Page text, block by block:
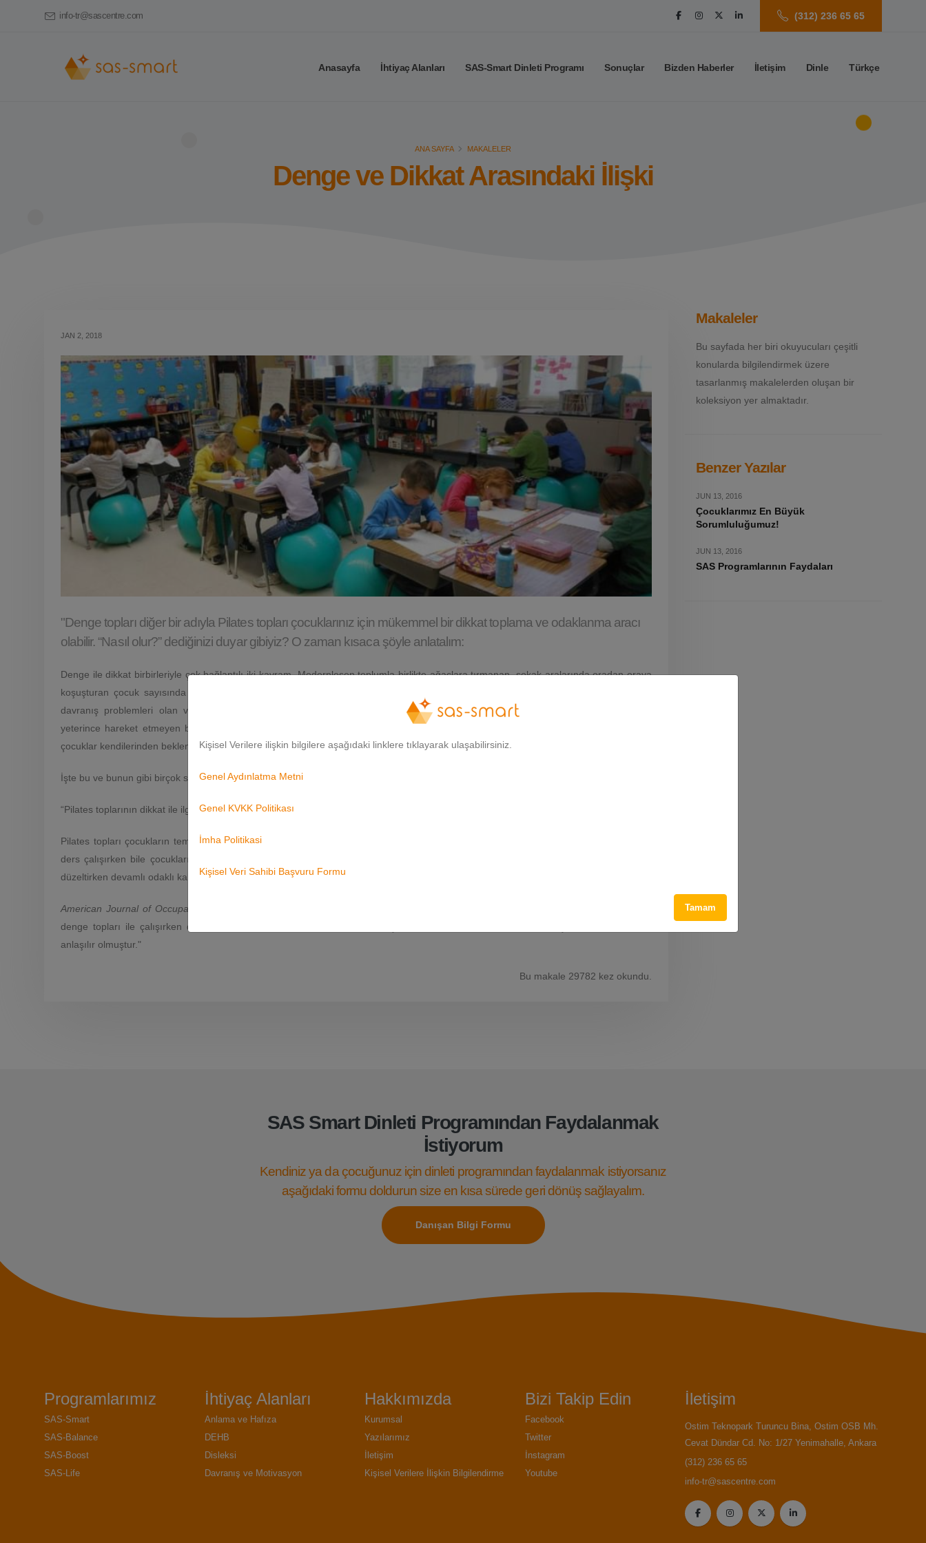
info-tr@sascentre.com (312) 236 65 65
Anasayfa İhtiyaç Alanları SAS-Smart Dinleti Programı Sonuçlar Bizden Haberler İletişim Dinle Türkçe
ANA SAYFA MAKALELER
Denge ve Dikkat Arasındaki İlişki
JAN 2, 2018
"Denge topları diğer bir adıyla Pilates topları çocuklarınız için mükemmel bir dikkat toplama ve odaklanma aracı
olabilir. “Nasıl olur?” dediğinizi duyar gibiyiz? O zaman kısaca şöyle anlatalım:
Denge ile dikkat birbirleriyle çok bağlantılı iki kavram. Modernleşen toplumla birlikte ağaçlara tırmanan, sokak aralarında oradan oraya
koşuşturan çocuk sayısında hızlı bir düşüş oldu. Peki bu çocuklar hareket ihtiyaçlarını nasıl karşılayacaklar? Yerinde duramayan,
davranış problemleri olan veya “hiperaktif” zannedilen/tanısı alan çocuklardaki paralel artış da bunların göstergesi olabilir. Peki
yeterince hareket etmeyen bu çocuklar az gelişmiş denge sistemleri ile nasıl baş edecekler? Duyusal sistemi yeterince gelişmeyen
çocuklar kendilerinden beklenen yönergelere ve taleplere nasıl yanıt verebilecekler?
İşte bu ve bunun gibi birçok sorunun yanıtı aslında çok basit:
“Pilates toplarının dikkat ile ilgisi nedir?”
Pilates topları çocukların temel kas gelişimi hakkında farkındalık yaratması ve bu alanı geliştirmesi için çok yardımcı bir unsur. Hatta
ders çalışırken bile çocukların pilates topu üzerinde çalışmasını sağlayabilirsiniz. Ayrıca top üzerinde oturan çocuk, kendi duruşunu
düzeltirken devamlı odaklı kalarak dikkatini yaptığı işe daha kolay verecektir.
American Journal of Occupational Therapy
denge topları ile çalışırken daha uzun süreli oturma eyleminde bulunmuşlar, odaklanmaları daha uzun sürmüş ve yazımları daha
anlaşılır olmuştur."
Bu makale 29782 kez okundu.
Makaleler
Bu sayfada her biri okuyucuları çeşitli
konularda bilgilendirmek üzere
tasarlanmış makalelerden oluşan bir
koleksiyon yer almaktadır.
Benzer Yazılar
JUN 13, 2016
Çocuklarımız En Büyük
Sorumluluğumuz!
JUN 13, 2016
SAS Programlarının Faydaları
SAS Smart Dinleti Programından Faydalanmak
İstiyorum
Kendiniz ya da çocuğunuz için dinleti programından faydalanmak istiyorsanız
aşağıdaki formu doldurun size en kısa sürede geri dönüş sağlayalım.
Danışan Bilgi Formu
Programlarımız
SAS-Smart
SAS-Balance
SAS-Boost
SAS-Life
İhtiyaç Alanları
Anlama ve Hafıza
DEHB
Disleksi
Davranış ve Motivasyon
Hakkımızda
Kurumsal
Yazılarımız
İletişim
Kişisel Verilere İlişkin Bilgilendirme
Bizi Takip Edin
Facebook
Twitter
İnstagram
Youtube
İletişim
Ostim Teknopark Turuncu Bina, Ostim OSB Mh.
Cevat Dündar Cd. No: 1/27 Yenimahalle, Ankara
(312) 236 65 65
info-tr@sascentre.com
Kişisel Verilere ilişkin bilgilere aşağıdaki linklere tıklayarak ulaşabilirsiniz.
Genel Aydınlatma Metni
Genel KVKK Politikası
İmha Politikasi
Kişisel Veri Sahibi Başvuru Formu
Tamam